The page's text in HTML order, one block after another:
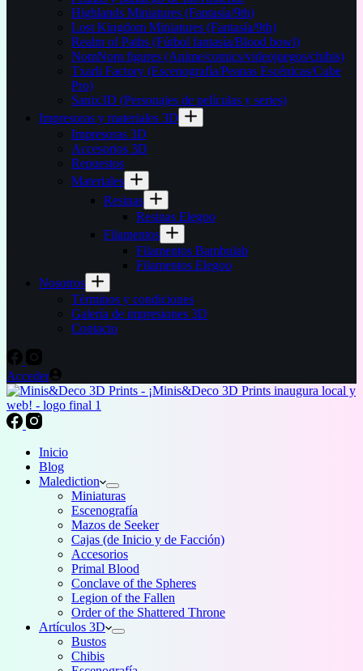
Highlands Miniatures (Fantasía/9th)
Lost Kingdom Miniatures (Fantasía/9th)
Realm of Paths (Fútbol fantasía/Blood bowl)
NomNom figures (Anime/comics/videojuegos/chibis)
Txarli Factory (Escenografía/Peanas Escénicas/Cube
Pro)
Sanix3D (Personajes de películas y series)
Impresoras y materiales 3D
Impresoras 3D
Accesorios 3D
Repuestos
Materiales
Resinas
Resinas Elegoo
Filamentos
Filamentos Bambulab
Filamentos Elegoo
Nosotros
Términos y condiciones
Galería de impresiones 3D
Contacto
Acceder
Inicio
Blog
Malediction
Miniaturas
Escenografía
Mazos de Seeker
Cajas (de Inicio y de Facción)
Accesorios
Primal Blood
Conclave of the Spheres
Legion of the Fallen
Order of the Shattered Throne
Artículos 3D
Bustos
Chibis